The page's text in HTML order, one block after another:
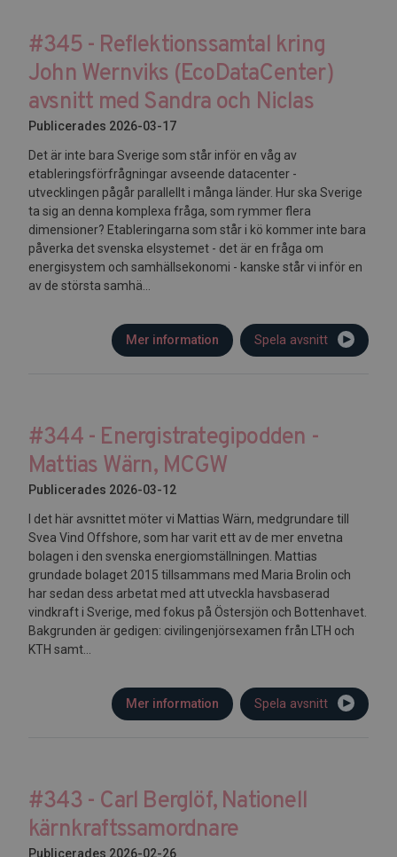
#345 - Reflektionssamtal kring
John Wernviks (EcoDataCenter)
avsnitt med Sandra och Niclas
Publicerades 2026-03-17
Det är inte bara Sverige som står inför en våg av
etableringsförfrågningar avseende datacenter -
utvecklingen pågår parallellt i många länder. Hur ska Sverige
ta sig an denna komplexa fråga, som rymmer flera
dimensioner? Etableringarna som står i kö kommer inte bara
påverka det svenska elsystemet - det är en fråga om
energisystem och samhällsekonomi - kanske står vi inför en
av de största samhä...
Spela avsnitt
Mer information
#344 - Energistrategipodden -
Mattias Wärn, MCGW
Publicerades 2026-03-12
I det här avsnittet möter vi Mattias Wärn, medgrundare till
Svea Vind Offshore, som har varit ett av de mer envetna
bolagen i den svenska energiomställningen. Mattias
grundade bolaget 2015 tillsammans med Maria Brolin och
har sedan dess arbetat med att utveckla havsbaserad
vindkraft i Sverige, med fokus på Östersjön och Bottenhavet.
Bakgrunden är gedigen: civilingenjörsexamen från LTH och
KTH samt...
Spela avsnitt
Mer information
#343 - Carl Berglöf, Nationell
kärnkraftssamordnare
Publicerades 2026-02-26